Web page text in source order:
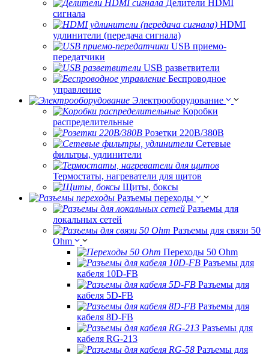
Делители HDMI
сигнала
HDMI
удлинители (передача сигнала)
USB приемо-
передатчики
USB разветвители
Беспроводное
управление
Электрооборудование
Коробки
распределительные
Розетки 220В/380В
Сетевые
фильтры, удлинители
Термостаты, нагреватели для щитов
Щиты, боксы
Разъемы переходы
Разъемы для
локальных сетей
Разъемы для связи 50
Ohm
Переходы 50 Ohm
Разъемы для
кабеля 10D-FB
Разъемы для
кабеля 5D-FB
Разъемы для
кабеля 8D-FB
Разъемы для
кабеля RG-213
Разъемы для